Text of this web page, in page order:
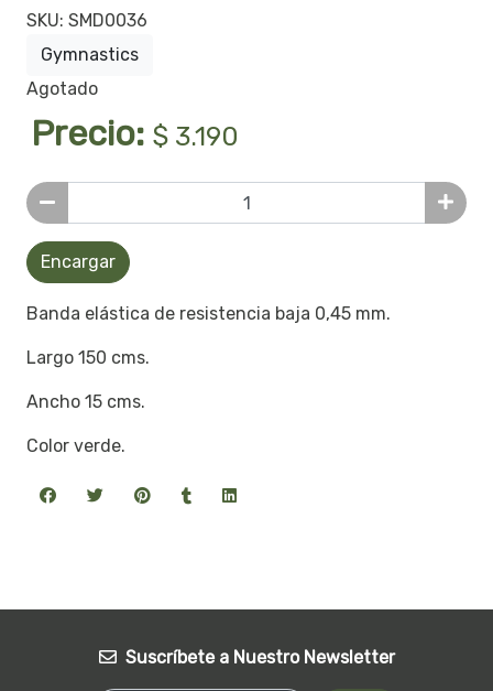
SKU: SMD0036
Gymnastics
Agotado
Precio: $ 3.190
Encargar
Banda elástica de resistencia baja 0,45 mm.
Largo 150 cms.
Ancho 15 cms.
Color verde.
Suscríbete a Nuestro Newsletter